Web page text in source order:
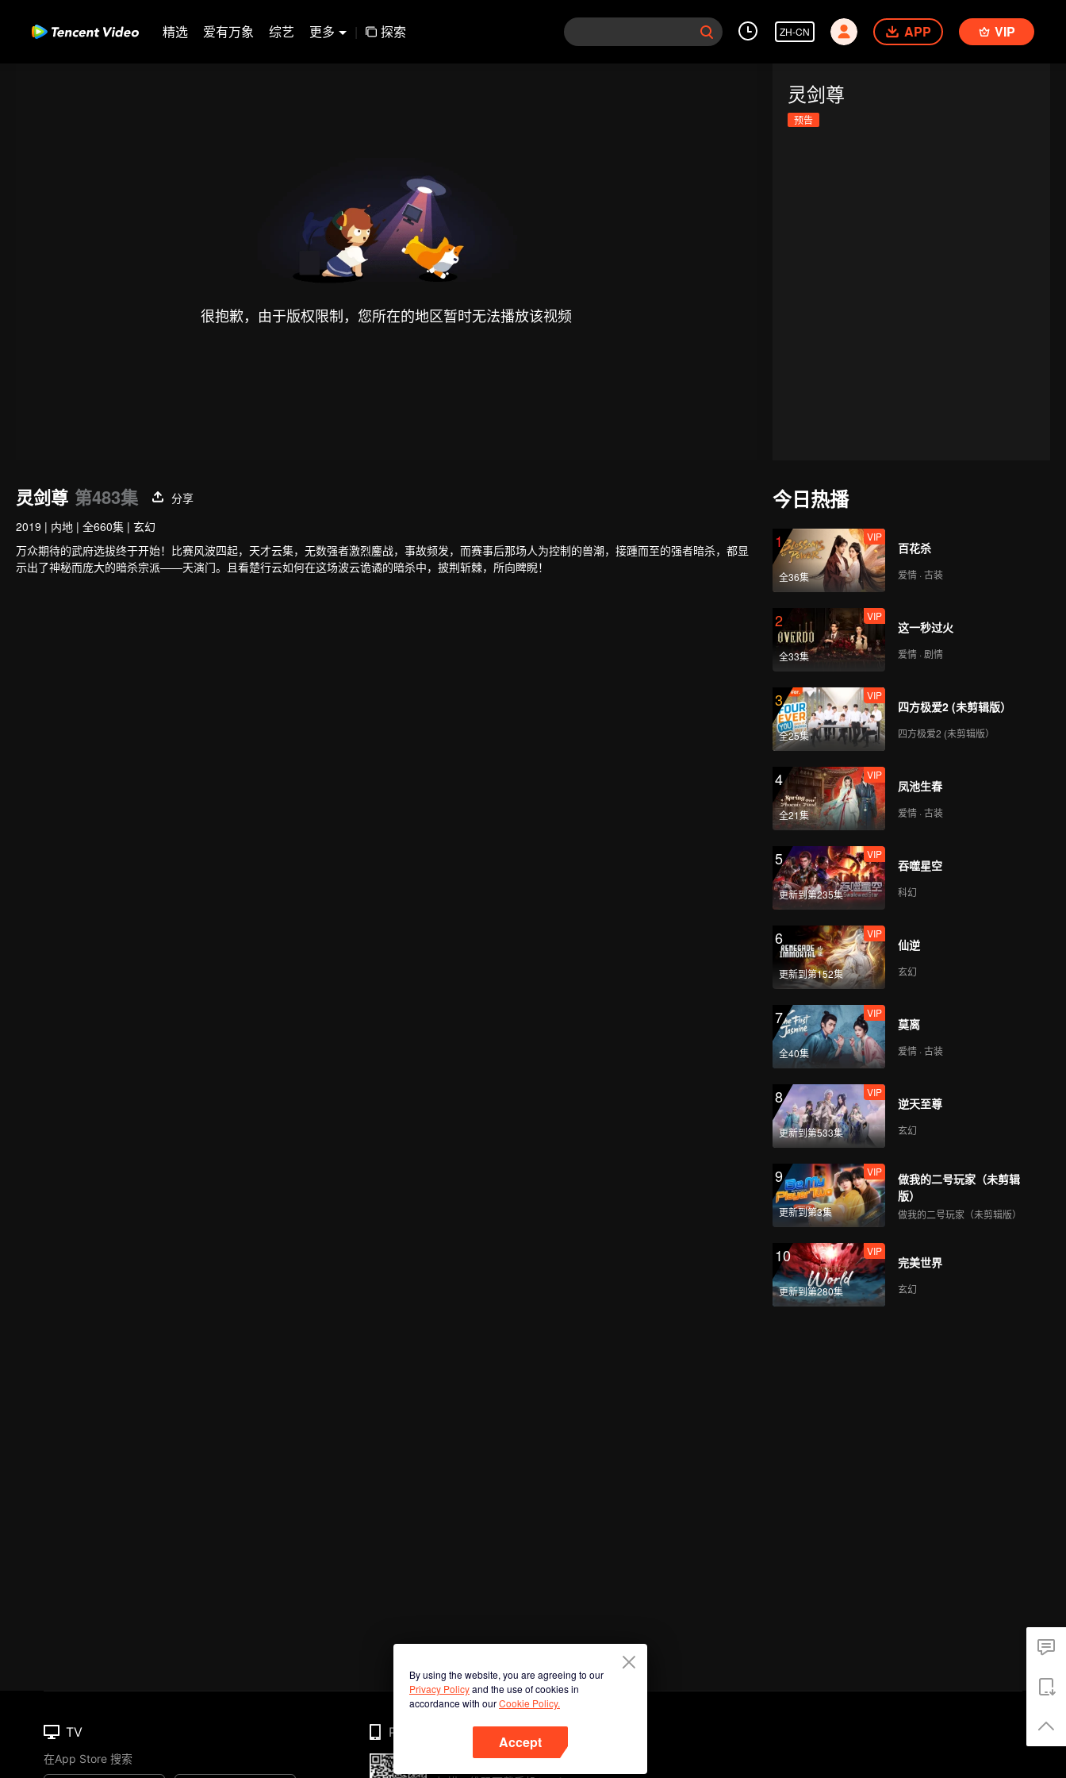
精选 爱有万象 综艺 更多 | 探索 ZH-CN APP VIP
很抱歉，由于版权限制，您所在的地区暂时无法播放该视频
灵剑尊
预告
灵剑尊 第483集
分享
2019 | 内地 | 全660集 | 玄幻
万众期待的武府选拔终于开始！比赛风波四起，天才云集，无数强者激烈鏖战，事故频发，而赛事后那场人为控制的兽潮，接踵而至的强者暗杀，都显
示出了神秘而庞大的暗杀宗派——天演门。且看楚行云如何在这场波云诡谲的暗杀中，披荆斩棘，所向睥睨！
今日热播
1
全36集
VIP
百花杀
爱情 · 古装
2
全33集
VIP
这一秒过火
爱情 · 剧情
3
全25集
VIP
四方极爱2 (未剪辑版）
四方极爱2 (未剪辑版）
4
全21集
VIP
凤池生春
爱情 · 古装
5
更新到第235集
VIP
吞噬星空
科幻
6
更新到第152集
VIP
仙逆
玄幻
7
全40集
VIP
莫离
爱情 · 古装
8
更新到第533集
VIP
逆天至尊
玄幻
9
更新到第3集
VIP
做我的二号玩家（未剪辑
版）
做我的二号玩家（未剪辑版）
10
更新到第280集
VIP
完美世界
玄幻
By using the website, you are agreeing to our
Privacy Policyand the use of cookies in
accordance with ourCookie Policy.
Accept
TV
在App Store 搜索
Phone